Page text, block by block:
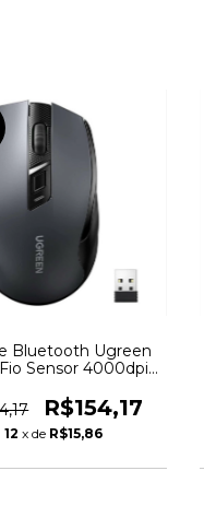
Bluetooth Ugreen
Sensor 4000dpi
R$154,17
12 x de R$15,86